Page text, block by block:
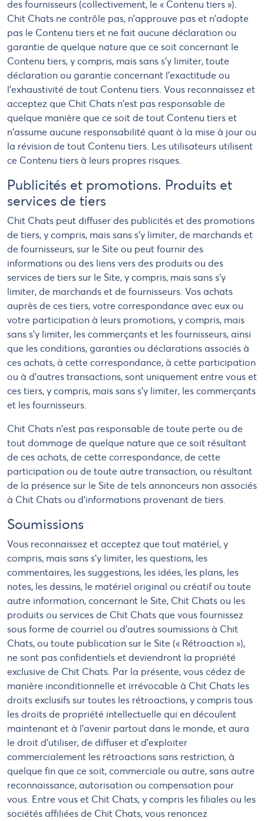
des fournisseurs (collectivement, le « Contenu tiers »).
Chit Chats ne contrôle pas, n'approuve pas et n'adopte
pas le Contenu tiers et ne fait aucune déclaration ou
garantie de quelque nature que ce soit concernant le
Contenu tiers, y compris, mais sans s'y limiter, toute
déclaration ou garantie concernant l'exactitude ou
l'exhaustivité de tout Contenu tiers. Vous reconnaissez et
acceptez que Chit Chats n'est pas responsable de
quelque manière que ce soit de tout Contenu tiers et
n'assume aucune responsabilité quant à la mise à jour ou
la révision de tout Contenu tiers. Les utilisateurs utilisent
ce Contenu tiers à leurs propres risques.
Publicités et promotions. Produits et
services de tiers
Chit Chats peut diffuser des publicités et des promotions
de tiers, y compris, mais sans s'y limiter, de marchands et
de fournisseurs, sur le Site ou peut fournir des
informations ou des liens vers des produits ou des
services de tiers sur le Site, y compris, mais sans s'y
limiter, de marchands et de fournisseurs. Vos achats
auprès de ces tiers, votre correspondance avec eux ou
votre participation à leurs promotions, y compris, mais
sans s'y limiter, les commerçants et les fournisseurs, ainsi
que les conditions, garanties ou déclarations associés à
ces achats, à cette correspondance, à cette participation
ou à d'autres transactions, sont uniquement entre vous et
ces tiers, y compris, mais sans s'y limiter, les commerçants
et les fournisseurs.
Chit Chats n'est pas responsable de toute perte ou de
tout dommage de quelque nature que ce soit résultant
de ces achats, de cette correspondance, de cette
participation ou de toute autre transaction, ou résultant
de la présence sur le Site de tels annonceurs non associés
à Chit Chats ou d'informations provenant de tiers.
Soumissions
Vous reconnaissez et acceptez que tout matériel, y
compris, mais sans s'y limiter, les questions, les
commentaires, les suggestions, les idées, les plans, les
notes, les dessins, le matériel original ou créatif ou toute
autre information, concernant le Site, Chit Chats ou les
produits ou services de Chit Chats que vous fournissez
sous forme de courriel ou d'autres soumissions à Chit
Chats, ou toute publication sur le Site (« Rétroaction »),
ne sont pas confidentiels et deviendront la propriété
exclusive de Chit Chats. Par la présente, vous cédez de
manière inconditionnelle et irrévocable à Chit Chats les
droits exclusifs sur toutes les rétroactions, y compris tous
les droits de propriété intellectuelle qui en découlent
maintenant et à l'avenir partout dans le monde, et aura
le droit d'utiliser, de diffuser et d'exploiter
commercialement les rétroactions sans restriction, à
quelque fin que ce soit, commerciale ou autre, sans autre
reconnaissance, autorisation ou compensation pour
vous. Entre vous et Chit Chats, y compris les filiales ou les
sociétés affiliées de Chit Chats, vous renoncez